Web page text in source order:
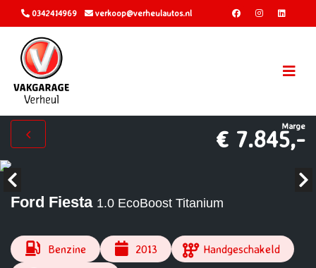
0342414969 verkoop@verheulautos.nl
Marge
€ 7.845,-
Ford Fiesta 1.0 EcoBoost Titanium
Benzine 2013
Handgeschakeld